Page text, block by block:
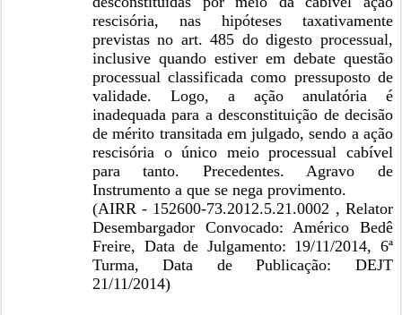
rescisória, nas hipóteses taxativamente
previstas no art. 485 do digesto processual,
inclusive quando estiver em debate questão
processual classificada como pressuposto de
validade. Logo, a ação anulatória é
inadequada para a desconstituição de decisão
de mérito transitada em julgado, sendo a ação
rescisória o único meio processual cabível
para tanto. Precedentes. Agravo de
Instrumento a que se nega provimento.
(AIRR - 152600-73.2012.5.21.0002 , Relator
Desembargador Convocado: Américo Bedê
Freire, Data de Julgamento: 19/11/2014, 6ª
Turma, Data de Publicação: DEJT
21/11/2014)